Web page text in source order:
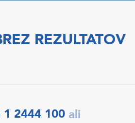
REZULTATOV
1 2444 100 ali